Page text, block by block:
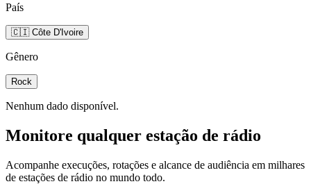
País
🇨🇮 Côte D'Ivoire
Gênero
Rock
Nenhum dado disponível.
Monitore qualquer estação de rádio
Acompanhe execuções, rotações e alcance de audiência em milhares
de estações de rádio no mundo todo.